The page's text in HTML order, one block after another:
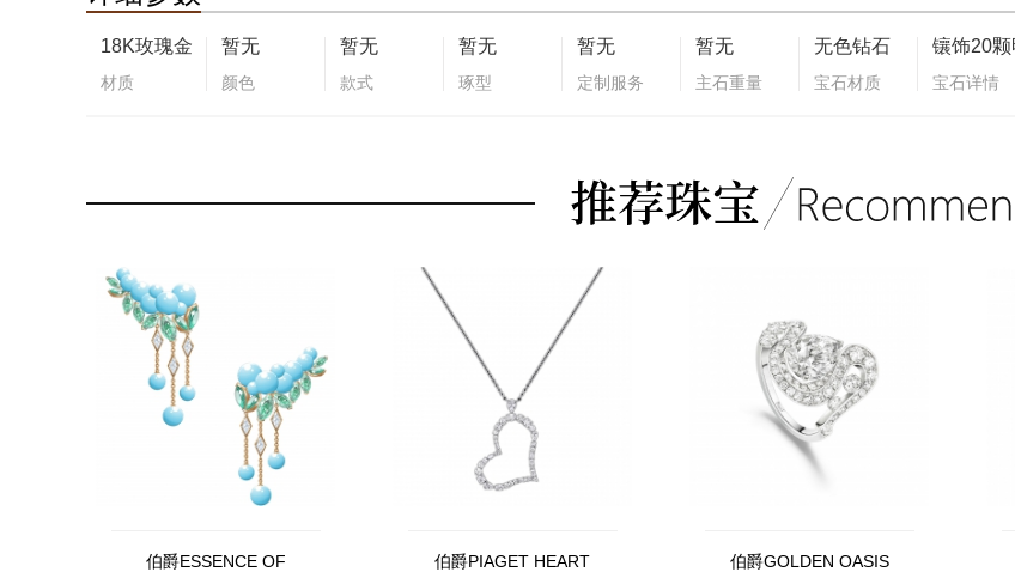
18K玫瑰金
材质
暂无
颜色
暂无
款式
暂无
琢型
暂无
定制服务
暂无
主石重量
无色钻石
宝石材质 宝石详情
伯爵ESSENCE OF
伯爵PIAGET HEART
伯爵GOLDEN OASIS